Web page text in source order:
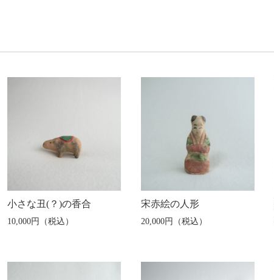
小さな丑(？)の香合
10,000円（税込）
宋赤絵の人形
20,000円（税込）